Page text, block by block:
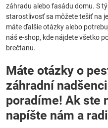
záhradu alebo fasádu domu. S
starostlivosť sa môžete tešiť na
máte ďalšie otázky alebo
náš e-shop, kde nájdete všetko
brečtanu.
Máte otázky o
záhradní
poradíme! Ak ste
napíšte nám a